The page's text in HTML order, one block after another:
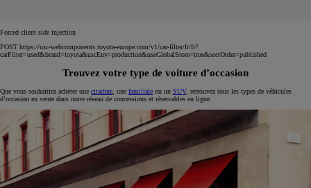
Forced client side injection
POST https://usc-webcomponents.toyota-europe.com/v1/car-filter/fr/fr?
carFilter=used&brand=toyota&uscEnv=production&useGlobalStore=true&sortOrder=published
Trouvez votre type de voiture d’occasion
Que vous souhaitiez acheter une citadine , une familiale ou un SUV, retrouvez tous les types de véhicules
d’occasion en vente dans notre réseau de concessions et réservables en ligne.